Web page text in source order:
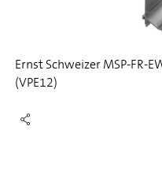
Ernst Schweizer MSP-FR-
(VPE12)